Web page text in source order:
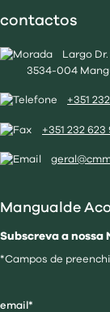
contactos
Largo Dr.
3534-004
+351
+351 232 623
Mangualde
Subscreva a nossa
*Campos de
email*